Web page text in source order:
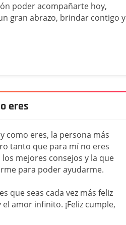
poder acompañarte hoy,
gran abrazo, brindar contigo y
eres
como eres, la persona más
tanto que para mí no eres
mejores consejos y la que
para poder ayudarme.
que seas cada vez más feliz
amor infinito. ¡Feliz cumple,